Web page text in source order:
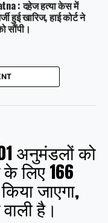
: दहेज हत्या केस में
हुई खारिज, हाई कोर्ट ने
सौंपी।
अनुमंडलों को
लिए 166
जाएगा,
है।